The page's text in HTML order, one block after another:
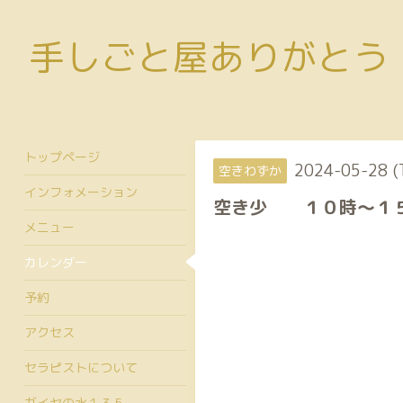
手しごと屋ありがとう
空きわずか 2024-05-28
空き少 １０時〜１
トップページ
インフォメーション
メニュー
カレンダー
予約
アクセス
セラピストについて